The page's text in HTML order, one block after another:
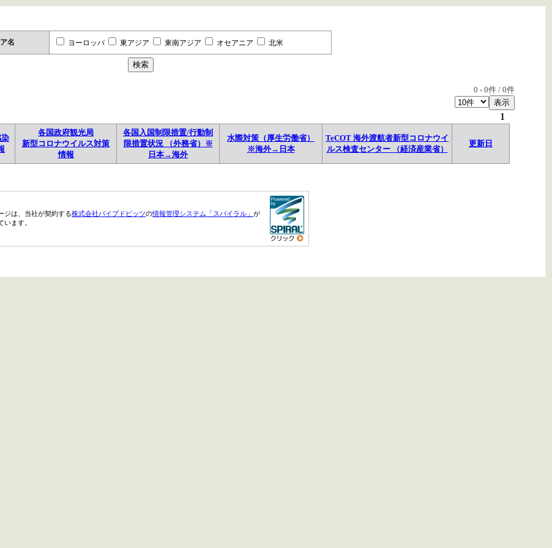
名 ヨーロッパ 東アジア 東南アジア オセアニア 北米
0 - 0件 / 0件
1
各国政府観光局
新型コロナウイルス対策
情報
各国入国制限措置/行動制
限措置状況 （外務省）※
日本→海外
水際対策（厚生労働省）
※海外→日本
TeCOT 海外渡航者新型コロナウイ
ルス検査センター （経済産業省）
更新日
ジは、当社が契約する株式会社パイプドビッツの情報管理システム「スパイラル」 が
います。